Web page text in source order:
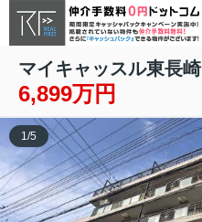
マイキャッスル東長崎
6,899万円
1/5